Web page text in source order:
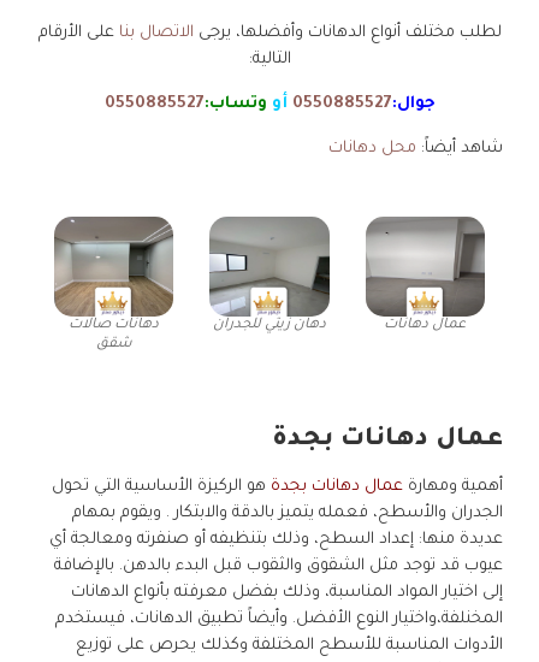
لطلب مختلف أنواع الدهانات وأفضلها، يرجى الاتصال بنا على الأرقام
التالية:
جوال:0550885527 أو وتساب:0550885527
شاهد أيضاً: محل دهانات
عمال دهانات دهان زيتي للجدران
دهانات صالات
شقق
عمال دهانات بجدة
أهمية ومهارة عمال دهانات بجدة هو الركيزة الأساسية التي تحول
الجدران والأسطح، فعمله يتميز بالدقة والابتكار . ويقوم بمهام
عديدة منها: إعداد السطح، وذلك بتنظيفه أو صنفرته ومعالجة أي
عيوب قد توجد مثل الشقوق والثقوب قبل البدء بالدهن. بالإضافة
إلى اختيار المواد المناسبة، وذلك بفضل معرفته بأنواع الدهانات
المخنلفة،واختيار النوع الأفضل. وأيضاً تطبيق الدهانات، فيستخدم
الأدوات المناسبة للأسطح المختلفة وكذلك يحرص على توزيع